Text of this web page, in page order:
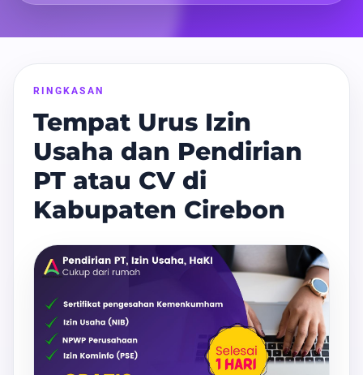
RINGKASAN
Tempat Urus Izin
Usaha dan Pendirian
PT atau CV di
Kabupaten Cirebon